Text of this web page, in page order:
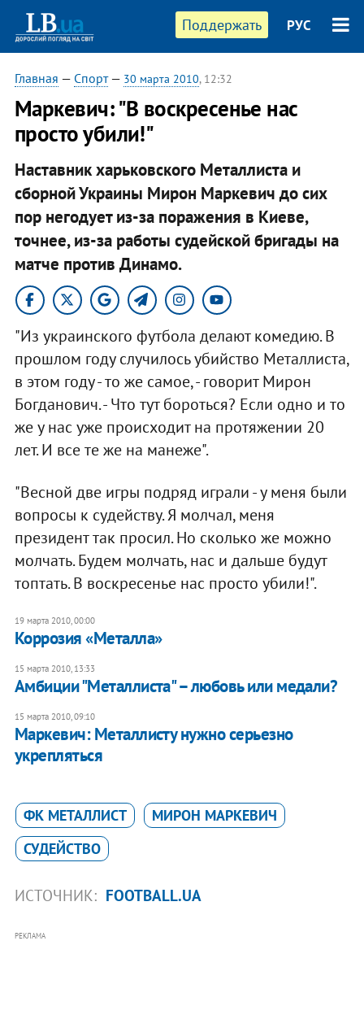
Поддержать РУС
Главная — Спорт— 30 марта 2010, 12:32
Маркевич: "В воскресенье нас
просто убили!"
Наставник харьковского Металлиста и
сборной Украины Мирон Маркевич до сих
пор негодует из-за поражения в Киеве,
точнее, из-за работы судейской бригады на
матче против Динамо.
"Из украинского футбола делают комедию. В
прошлом году случилось убийство Металлиста,
в этом году - то же самое, - говорит Мирон
Богданович. - Что тут бороться? Если одно и то
же у нас уже происходит на протяжении 20
лет. И все те же на манеже".
"Весной две игры подряд играли - у меня были
вопросы к судейству. Я молчал, меня
президент так просил. Но сколько же можно
молчать. Будем молчать, нас и дальше будут
топтать. В воскресенье нас просто убили!".
19 марта 2010, 00:00
Коррозия «Металла»
15 марта 2010, 13:33
Амбиции "Металлиста" – любовь или медали?
15 марта 2010, 09:10
Маркевич: Металлисту нужно серьезно
укрепляться
ФК МЕТАЛЛИСТ
МИРОН МАРКЕВИЧ
СУДЕЙСТВО
ИСТОЧНИК: FOOTBALL.UA
РЕКЛАМА